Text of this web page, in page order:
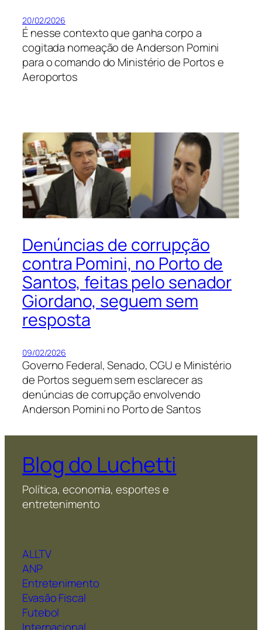
20/02/2026
É nesse contexto que ganha corpo a
cogitada nomeação de Anderson Pomini
para o comando do Ministério de Portos e
Aeroportos
Denúncias de corrupção
contra Pomini, no Porto de
Santos, feitas pelo senador
Giordano, seguem sem
resposta
09/02/2026
Governo Federal, Senado, CGU e Ministério
de Portos seguem sem esclarecer as
denúncias de corrupção envolvendo
Anderson Pomini no Porto de Santos
Blog do Luchetti
Política, economia, esportes e
entretenimento
ALLTV
ANP
Entretenimento
Evasão Fiscal
Futebol
Internacional